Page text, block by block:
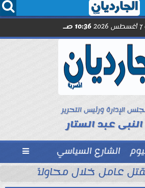
  
10:36 صـ
الإدارة ورئيس التحرير
عبد الستار
الشارع السياسي 